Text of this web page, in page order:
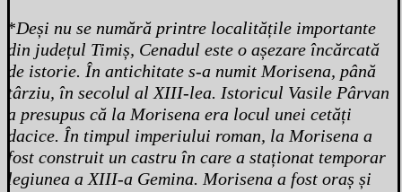
*Deși nu se numără printre localitățile importante
din județul Timiș, Cenadul este o așezare încărcată
de istorie. În antichitate s-a numit Morisena, până
târziu, în secolul al XIII-lea. Istoricul Vasile Pârvan
a presupus că la Morisena era locul unei cetăți
dacice. În timpul imperiului roman, la Morisena a
fost construit un castru în care a staționat temporar
legiunea a XIII-a Gemina. Morisena a fost oraș și